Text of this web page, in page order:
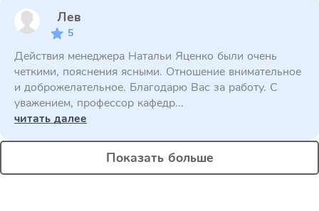
Лев
5
Действия менеджера Натальи Яценко были очень
четкими, пояснения ясными. Отношение внимательное
и доброжелательное. Благодарю Вас за работу. С
уважением, профессор кафедр...
читать далее
Показать больше